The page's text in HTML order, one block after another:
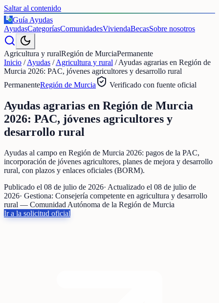
Saltar al contenido
€
Guía Ayudas
AyudasCategoríasComunidadesViviendaBecasSobre nosotros
Agricultura y ruralRegión de MurciaPermanente
Inicio /Ayudas /Agricultura y rural /Ayudas agrarias en Región de
Murcia 2026: PAC, jóvenes agricultores y desarrollo rural
PermanenteRegión de Murcia Verificado con fuente oficial
Ayudas agrarias en Región de Murcia
2026: PAC, jóvenes agricultores y
desarrollo rural
Ayudas al campo en Región de Murcia 2026: pagos de la PAC,
incorporación de jóvenes agricultores, planes de mejora y desarrollo
rural, con plazos y enlaces oficiales (BORM).
Publicado el 08 de julio de 2026· Actualizado el 08 de julio de
2026· Gestiona: Consejería competente en agricultura y desarrollo
rural — Comunidad Autónoma de la Región de Murcia
Ir a la solicitud oficial